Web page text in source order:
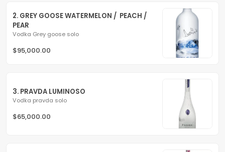
2. GREY GOOSE WATERMELON /  PEACH /
PEAR
Vodka Grey goose solo
$95,000.00
3. PRAVDA LUMINOSO
Vodka pravda solo
$65,000.00